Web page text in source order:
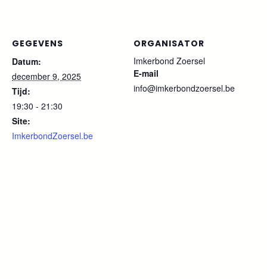
GEGEVENS
Datum:
december 9, 2025
Tijd:
19:30 - 21:30
Site:
ImkerbondZoersel.be
ORGANISATOR
Imkerbond Zoersel
E-mail
info@imkerbondzoersel.be